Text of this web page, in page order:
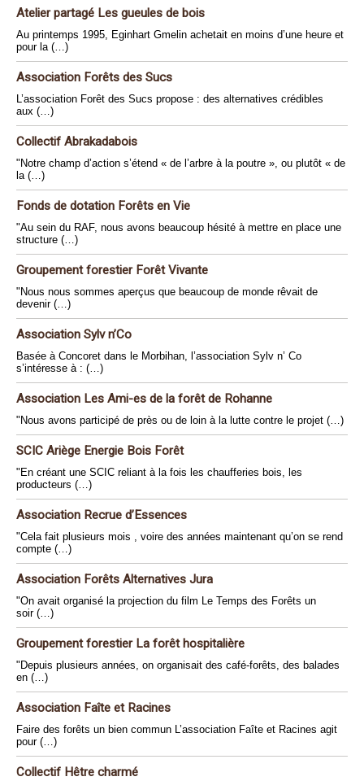
Atelier partagé Les gueules de bois
Au printemps 1995, Eginhart Gmelin achetait en moins d’une heure et
pour la (…)
Association Forêts des Sucs
L’association Forêt des Sucs propose : des alternatives crédibles
aux (…)
Collectif Abrakadabois
"Notre champ d’action s’étend « de l’arbre à la poutre », ou plutôt « de
la (…)
Fonds de dotation Forêts en Vie
"Au sein du RAF, nous avons beaucoup hésité à mettre en place une
structure (…)
Groupement forestier Forêt Vivante
"Nous nous sommes aperçus que beaucoup de monde rêvait de
devenir (…)
Association Sylv n’Co
Basée à Concoret dans le Morbihan, l’association Sylv n’ Co
s’intéresse à : (…)
Association Les Ami-es de la forêt de Rohanne
"Nous avons participé de près ou de loin à la lutte contre le projet (…)
SCIC Ariège Energie Bois Forêt
"En créant une SCIC reliant à la fois les chaufferies bois, les
producteurs (…)
Association Recrue d’Essences
"Cela fait plusieurs mois , voire des années maintenant qu’on se rend
compte (…)
Association Forêts Alternatives Jura
"On avait organisé la projection du film Le Temps des Forêts un
soir (…)
Groupement forestier La forêt hospitalière
"Depuis plusieurs années, on organisait des café-forêts, des balades
en (…)
Association Faîte et Racines
Faire des forêts un bien commun L’association Faîte et Racines agit
pour (…)
Collectif Hêtre charmé